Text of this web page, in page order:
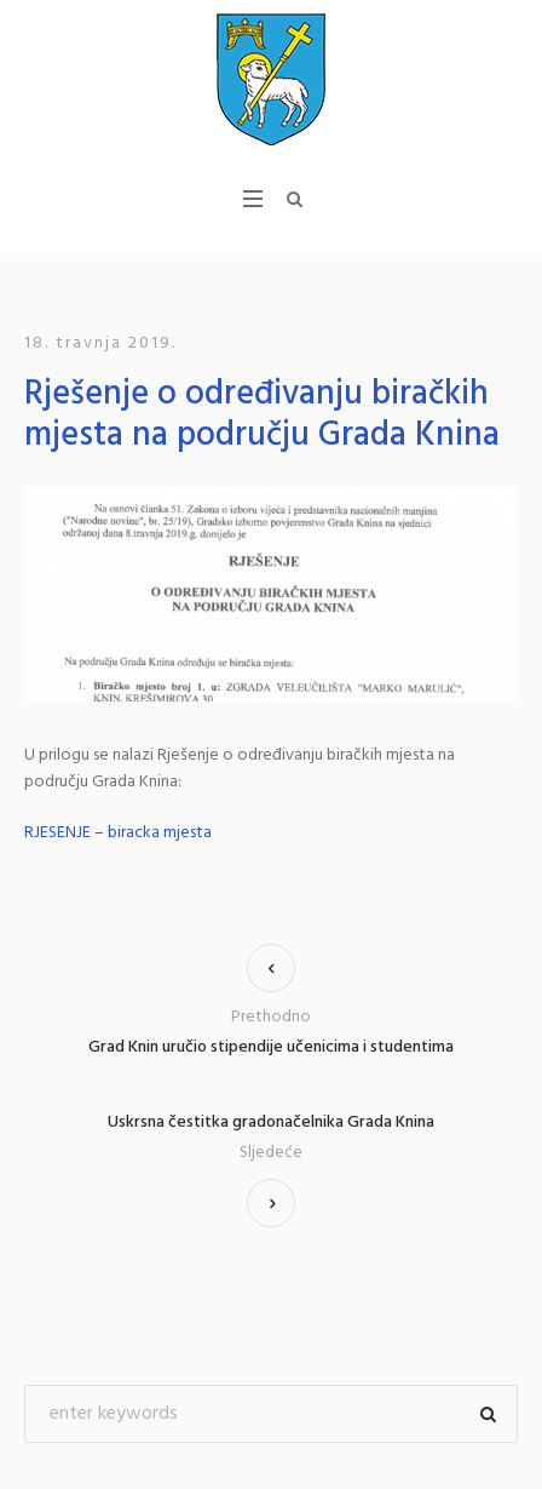
18. travnja 2019.
Rješenje o određivanju biračkih
mjesta na području Grada Knina
U prilogu se nalazi Rješenje o određivanju biračkih mjesta na
području Grada Knina:
RJESENJE – biracka mjesta
Grad Knin uručio stipendije učenicima i studentima
Prethodno
Uskrsna čestitka gradonačelnika Grada Knina
Sljedeće